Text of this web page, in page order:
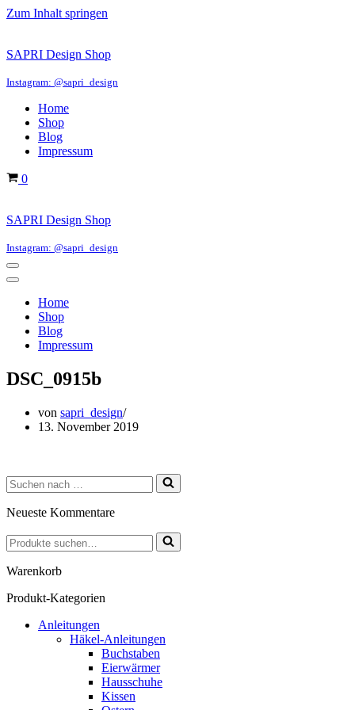
Zum Inhalt springen
SAPRI Design Shop
Instagram: @sapri_design
Home
Shop
Blog
Impressum
Warenkorb
0
SAPRI Design Shop
Instagram: @sapri_design
Navigations-
Menü
Navigations-
Home
Shop
Blog
Impressum
DSC_0915b
von sapri_design
13. November 2019
Suchen
nach …
Neueste Kommentare
Suchen
nach …
Warenkorb
Produkt-Kategorien
Anleitungen
Häkel-Anleitungen
Buchstaben
Eierwärmer
Hausschuhe
Kissen